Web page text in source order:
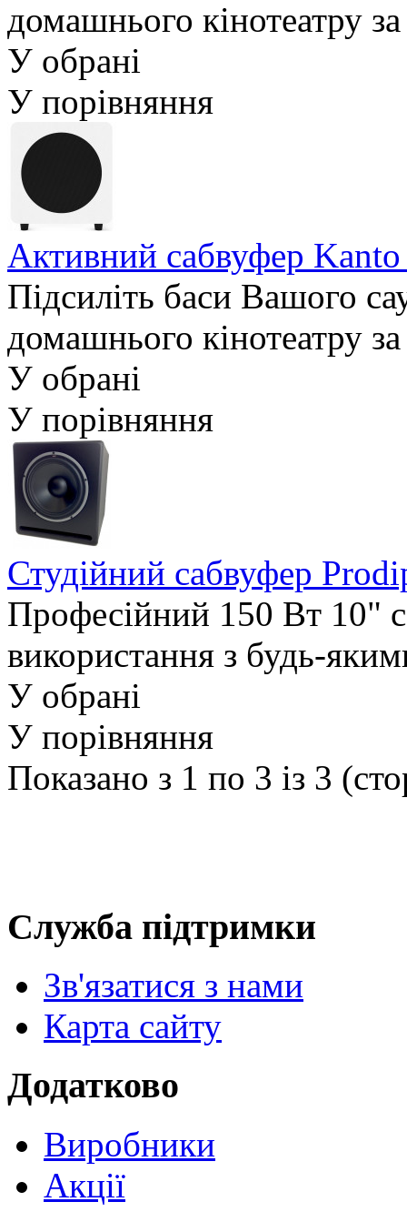
домашнього кінотеатру
У обрані
У порівняння
Активний сабвуфер
Підсиліть баси Вашого
домашнього кінотеатру
У обрані
У порівняння
Студійний сабвуфер
Професійний 150 Вт 10"
використання з будь-
У обрані
У порівняння
Показано з 1 по 3 із 3
Служба підтримки
Зв'язатися з нами
Карта сайту
Додатково
Виробники
Акції